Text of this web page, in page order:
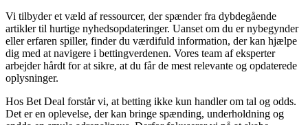
Vi tilbyder et væld af ressourcer, der spænder fra dybdegående
artikler til hurtige nyhedsopdateringer. Uanset om du er nybegynder
eller erfaren spiller, finder du værdifuld information, der kan hjælpe
dig med at navigere i bettingverdenen. Vores team af eksperter
arbejder hårdt for at sikre, at du får de mest relevante og opdaterede
oplysninger.
Hos Bet Deal forstår vi, at betting ikke kun handler om tal og odds.
Det er en oplevelse, der kan bringe spænding, underholdning og